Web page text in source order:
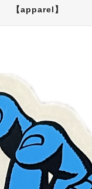
【apparel】